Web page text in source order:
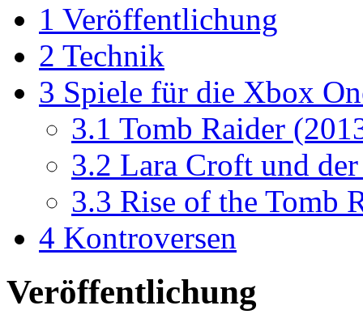
1 Veröffentlichung
2 Technik
3 Spiele für die Xbox
3.1 Tomb Raider
3.2 Lara Croft und
3.3 Rise of the Tomb
4 Kontroversen
Veröffentlichung